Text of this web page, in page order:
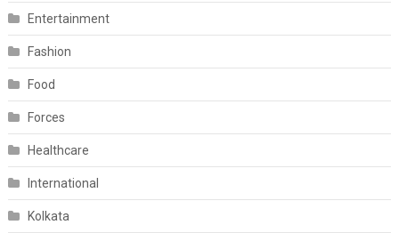
Entertainment
Fashion
Food
Forces
Healthcare
International
Kolkata